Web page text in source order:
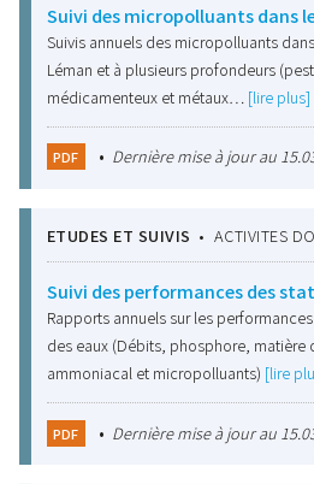
Suivi des micropolluants dans
Suivis annuels des micropolluants
Léman et à plusieurs profondeurs
médicamenteux et métaux… [lire plus]
PDF • Dernière mise à jour au
ETUDES ET SUIVIS • ACTIVITES
Suivi des performances des
Rapports annuels sur les
des eaux (Débits, phosphore, matière
ammoniacal et micropolluants) [lire
PDF • Dernière mise à jour au